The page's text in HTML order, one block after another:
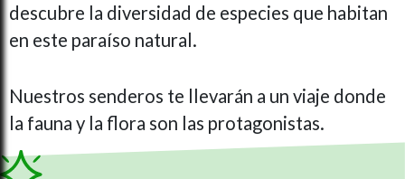
descubre la diversidad de especies que habitan
en este paraíso natural.
Nuestros senderos te llevarán a un viaje donde
la fauna y la flora son las protagonistas.